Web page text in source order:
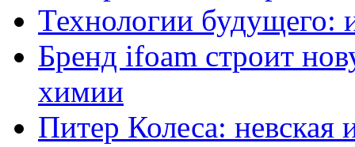
Технологии будущего:
Бренд ifoam строит
химии
Питер Колеса: невская